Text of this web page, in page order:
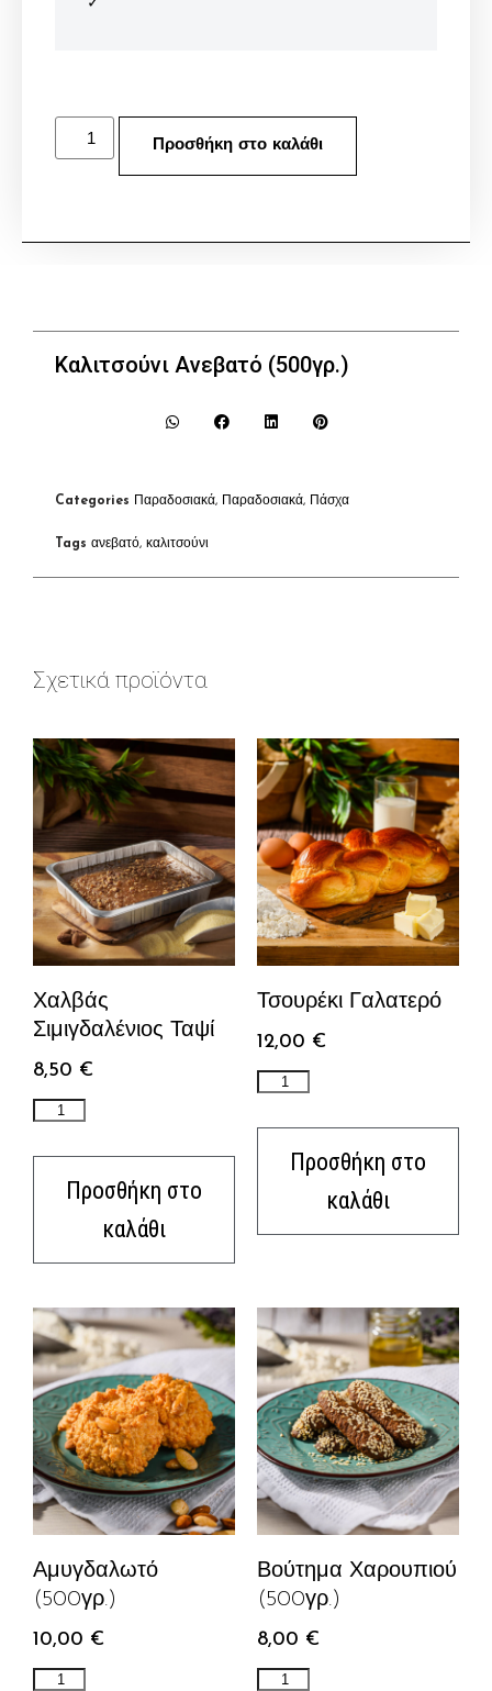
Προσθήκη στο καλάθι
Καλιτσούνι Ανεβατό (500γρ.)
Categories Παραδοσιακά, Παραδοσιακά, Πάσχα
Tags ανεβατό, καλιτσούνι
Σχετικά προϊόντα
Χαλβάς
Σιμιγδαλένιος Ταψί
8,50 €
Προσθήκη στο
καλάθι
Τσουρέκι Γαλατερό
12,00 €
Προσθήκη στο
καλάθι
Αμυγδαλωτό
(500γρ.)
10,00 €
Βούτημα Χαρουπιού
(500γρ.)
8,00 €